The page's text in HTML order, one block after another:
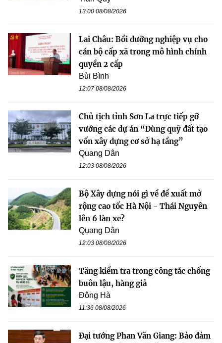
13:00 08/08/2026
Lai Châu: Bồi dưỡng nghiệp vụ cho
cán bộ cấp xã trong mô hình chính
quyền 2 cấp
Bùi Bình
12:07 08/08/2026
Chủ tịch tỉnh Sơn La trực tiếp gỡ
vướng các dự án “Dùng quỹ đất tạo
vốn xây dựng cơ sở hạ tầng”
Quang Dân
12:03 08/08/2026
Bộ Xây dựng nói gì về đề xuất mở
rộng cao tốc Hà Nội - Thái Nguyên
lên 6 làn xe?
Quang Dân
12:03 08/08/2026
Tăng kiểm tra trong công tác chống
buôn lậu, hàng giả
Đông Hà
11:36 08/08/2026
Đại tướng Phan Văn Giang: Bảo đảm